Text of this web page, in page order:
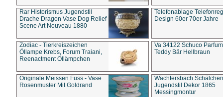
Rar Historismus Jugendstil
Drache Dragon Vase Dog Relief
Scene Art Nouveau 1880
Telefonablage
Design 60er 70er Jahre
Zodiac - Tierkreiszeichen
Öllampe Krebs, Forum Traiani,
Reenactment Öllämpchen
Va 34122 Schuco
Teddy Bär Hellbraun
Originale Meissen Fuss - Vase
Rosenmuster Mit Goldrand
Wächtersbach Schälchen
Jugendstil Dekor 1865
Messingmontur